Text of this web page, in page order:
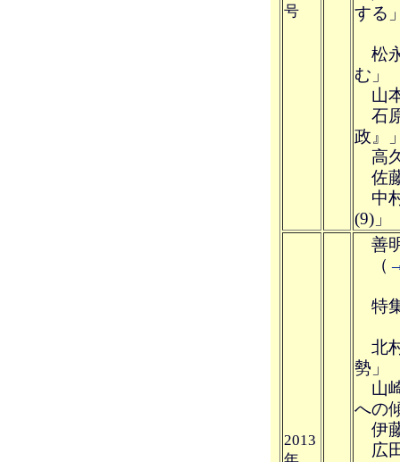
号
する
松
む」
山
石
政』
高
佐
中
(9)」
2013
善
（
特
北
勢」
山
への
伊
広